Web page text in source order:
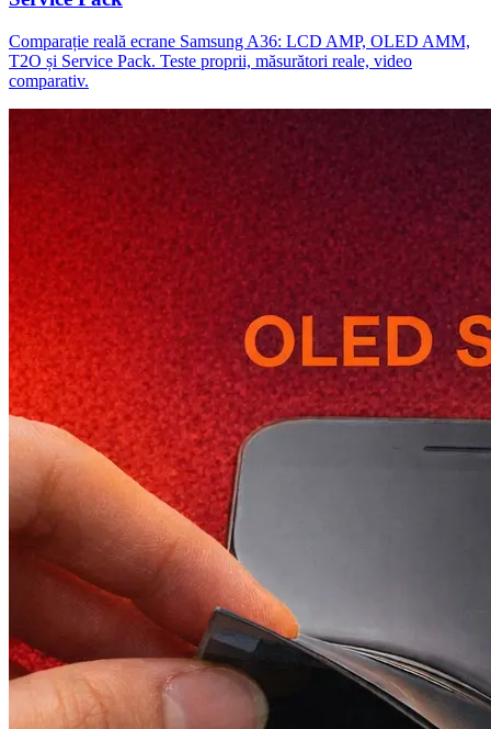
Comparație reală ecrane Samsung A36: LCD AMP, OLED AMM,
T2O și Service Pack. Teste proprii, măsurători reale, video
comparativ.